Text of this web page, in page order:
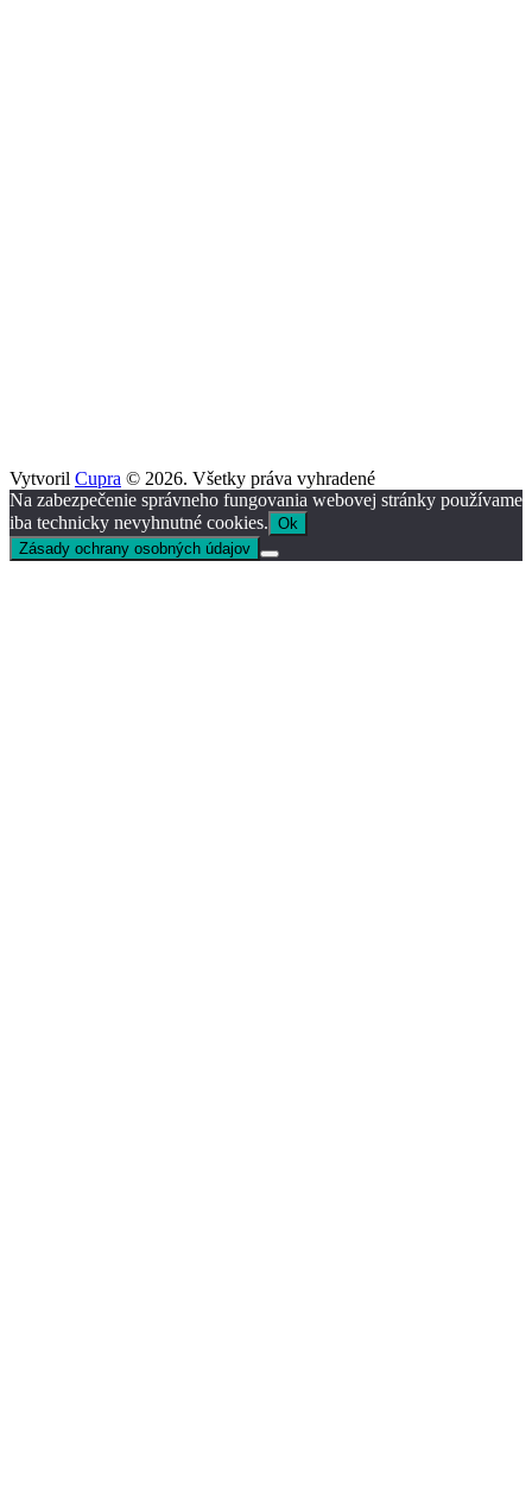
Vytvoril Cupra © 2026. Všetky práva vyhradené
Na zabezpečenie správneho fungovania webovej stránky používame
iba technicky nevyhnutné cookies. Ok
Zásady ochrany osobných údajov